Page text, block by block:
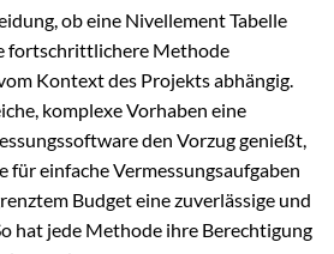
ob eine Nivellement Tabelle
fortschrittlichere Methode
Kontext des Projekts abhängig.
komplexe Vorhaben eine
den Vorzug genießt,
für einfache Vermessungsaufgaben
Budget eine zuverlässige und
hat jede Methode ihre Berechtigung